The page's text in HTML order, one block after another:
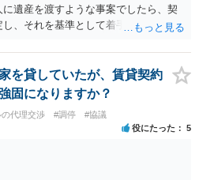
遺産を渡すような事案でしたら、契
、それを基準として着手金を設定
わないで契約はできないです。依頼者
です。
を貸していたが、賃貸契約
固になりますか？
代理交渉 #調停 #協議
役にたった 5